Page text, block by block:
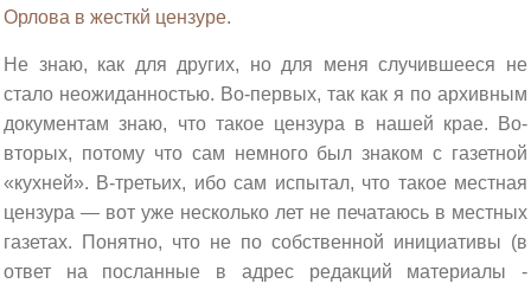
Орлова в жесткй цензуре.
Не знаю, как для других, но для меня случившееся не
стало неожиданностью. Во-первых, так как я по архивным
документам знаю, что такое цензура в нашей крае. Во-
вторых, потому что сам немного был знаком с газетной
«кухней». В-третьих, ибо сам испытал, что такое местная
цензура — вот уже несколько лет не печатаюсь в местных
газетах. Понятно, что не по собственной инициативы (в
ответ на посланные в адрес редакций материалы -